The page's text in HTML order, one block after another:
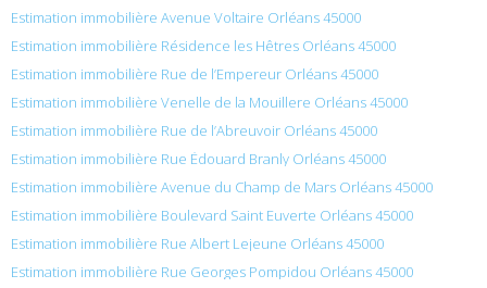
Estimation immobilière Avenue Voltaire Orléans 45000
Estimation immobilière Résidence les Hêtres Orléans 45000
Estimation immobilière Rue de l’Empereur Orléans 45000
Estimation immobilière Venelle de la Mouillere Orléans 45000
Estimation immobilière Rue de l’Abreuvoir Orléans 45000
Estimation immobilière Rue Édouard Branly Orléans 45000
Estimation immobilière Avenue du Champ de Mars Orléans 45000
Estimation immobilière Boulevard Saint Euverte Orléans 45000
Estimation immobilière Rue Albert Lejeune Orléans 45000
Estimation immobilière Rue Georges Pompidou Orléans 45000